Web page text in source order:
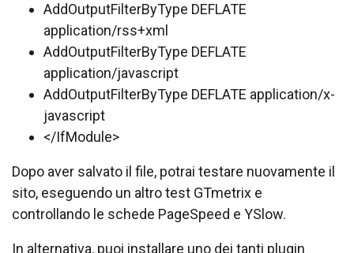
AddOutputFilterByType DEFLATE
application/rss+xml
AddOutputFilterByType DEFLATE
application/javascript
AddOutputFilterByType DEFLATE application/x-
javascript
</IfModule>
Dopo aver salvato il file, potrai testare nuovamente il
sito, eseguendo un altro test GTmetrix e
controllando le schede PageSpeed ​​e YSlow.
In alternativa, puoi installare uno dei tanti plugin